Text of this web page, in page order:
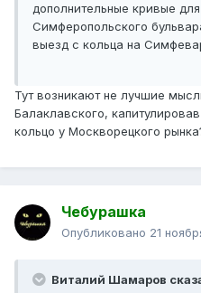
дополнительные кривые
Симферопольского
выезд с кольца на
Тут возникают не лучшие
Балаклавского,
кольцо у Москворецкого
Чебурашка
Опубликовано 21
Виталий Шамаров